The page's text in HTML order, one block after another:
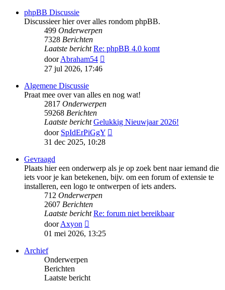
phpBB Discussie
Discussieer hier over alles rondom phpBB.
499 Onderwerpen
7328 Berichten
Laatste bericht Re: phpBB 4.0 komt
doorAbraham54
27 jul 2026, 17:46
Algemene Discussie
Praat mee over van alles en nog wat!
2817 Onderwerpen
59268 Berichten
Laatste bericht Gelukkig Nieuwjaar 2026!
door SpIdErPiGgY
31 dec 2025, 10:28
Gevraagd
Plaats hier een onderwerp als je op zoek bent naar iemand die
iets voor je kan betekenen, bijv. om een forum of extensie te
installeren, een logo te ontwerpen of iets anders.
712 Onderwerpen
2607 Berichten
Laatste bericht Re: forum niet bereikbaar
doorAxyon
laatste
01 mei 2026, 13:25
Archief
Onderwerpen
Berichten
Laatste bericht